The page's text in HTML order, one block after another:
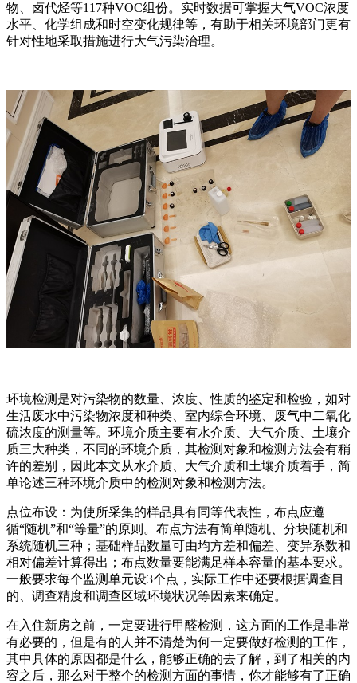
物、卤代烃等117种VOC组份。实时数据可掌握大气VOC浓度
水平、化学组成和时空变化规律等，有助于相关环境部门更有
针对性地采取措施进行大气污染治理。
环境检测是对污染物的数量、浓度、性质的鉴定和检验，如对
生活废水中污染物浓度和种类、室内综合环境、废气中二氧化
硫浓度的测量等。环境介质主要有水介质、大气介质、土壤介
质三大种类，不同的环境介质，其检测对象和检测方法会有稍
许的差别，因此本文从水介质、大气介质和土壤介质着手，简
单论述三种环境介质中的检测对象和检测方法。
点位布设：为使所采集的样品具有同等代表性，布点应遵
循“随机”和“等量”的原则。布点方法有简单随机、分块随机和
系统随机三种；基础样品数量可由均方差和偏差、变异系数和
相对偏差计算得出；布点数量要能满足样本容量的基本要求。
一般要求每个监测单元设3个点，实际工作中还要根据调查目
的、调查精度和调查区域环境状况等因素来确定。
在入住新房之前，一定要进行甲醛检测，这方面的工作是非常
有必要的，但是有的人并不清楚为何一定要做好检测的工作，
其中具体的原因都是什么，能够正确的去了解，到了相关的内
容之后，那么对于整个的检测方面的事情，你才能够有了正确